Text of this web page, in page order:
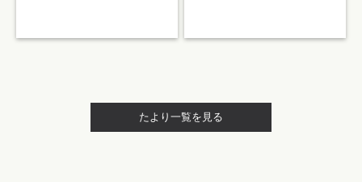
たより一覧を見る